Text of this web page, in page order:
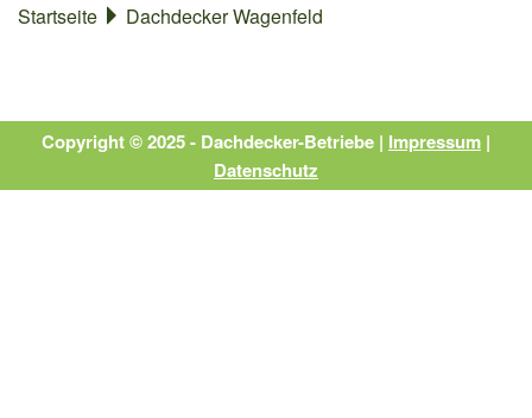
Startseite Dachdecker Wagenfeld
Copyright © 2025 - Dachdecker-Betriebe | Impressum |
Datenschutz